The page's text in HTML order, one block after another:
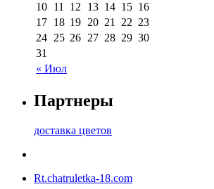
« Июл
10 11 12 13 14 15 16
17 18 19 20 21 22 23
24 25 26 27 28 29 30
31
Партнеры
доставка цветов
Rt.chatruletka-18.com